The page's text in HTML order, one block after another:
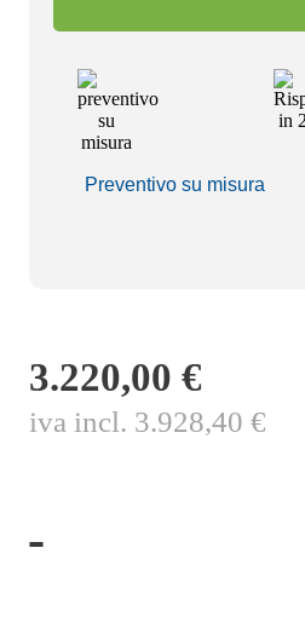
Preventivo su misura
3.220,00 €
iva incl. 3.928,40 €